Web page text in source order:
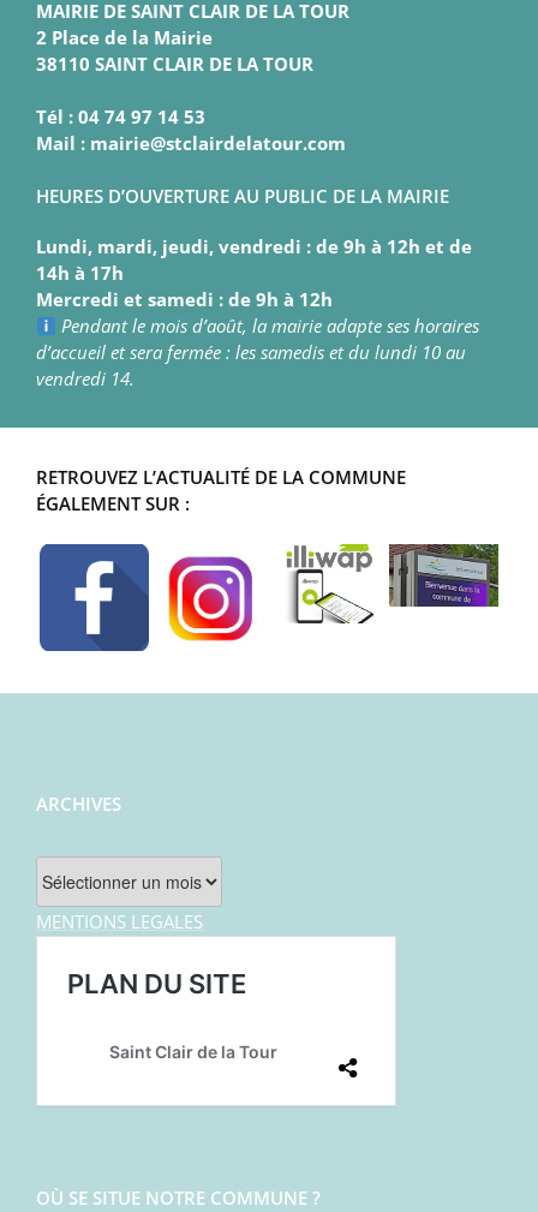
MAIRIE DE SAINT CLAIR DE LA TOUR
2 Place de la Mairie
38110 SAINT CLAIR DE LA TOUR
Tél : 04 74 97 14 53
Mail : mairie@stclairdelatour.com
HEURES D’OUVERTURE AU PUBLIC DE LA MAIRIE
Lundi, mardi, jeudi, vendredi : de 9h à 12h et de
14h à 17h
Mercredi et samedi : de 9h à 12h
Pendant le mois d’août, la mairie adapte ses horaires
d’accueil et sera fermée : les samedis et du lundi 10 au
vendredi 14.
RETROUVEZ L’ACTUALITÉ DE LA COMMUNE
ÉGALEMENT SUR :
ARCHIVES
Archives
MENTIONS LEGALES
OÙ SE SITUE NOTRE COMMUNE ?